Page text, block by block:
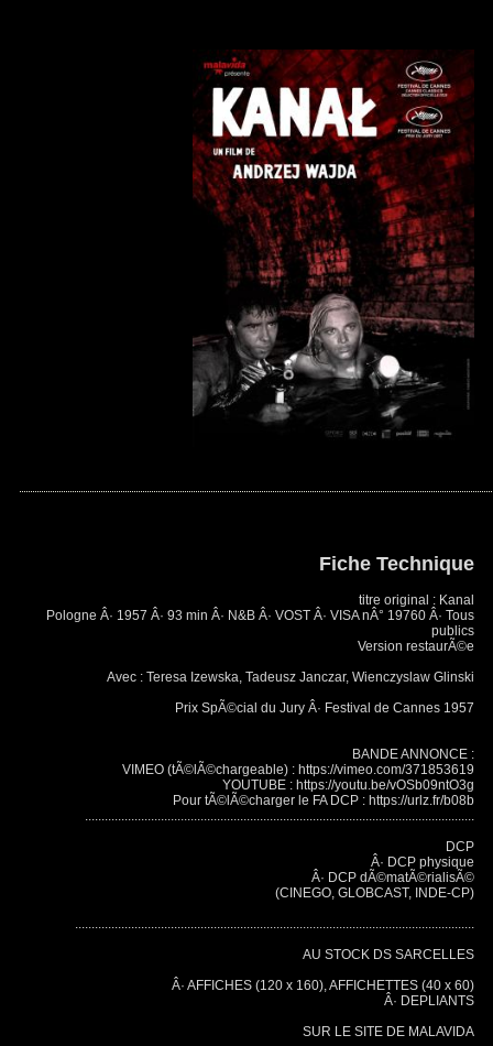
Fiche Technique
titre original : Kanal
Pologne Â· 1957 Â· 93 min Â· N&B Â· VOST Â· VISA nÂ° 19760 Â· Tous
publics
Version restaurÃ©e
Avec : Teresa Izewska, Tadeusz Janczar, Wienczyslaw Glinski
Prix SpÃ©cial du Jury Â· Festival de Cannes 1957
BANDE ANNONCE :
VIMEO (tÃ©lÃ©chargeable) : https://vimeo.com/371853619
YOUTUBE : https://youtu.be/vOSb09ntO3g
Pour tÃ©lÃ©charger le FA DCP : https://urlz.fr/b08b
......................................................................................................................
DCP
Â· DCP physique
Â· DCP dÃ©matÃ©rialisÃ©
(CINEGO, GLOBCAST, INDE-CP)
.........................................................................................................................
AU STOCK DS SARCELLES
Â· AFFICHES (120 x 160), AFFICHETTES (40 x 60)
Â· DEPLIANTS
SUR LE SITE DE MALAVIDA